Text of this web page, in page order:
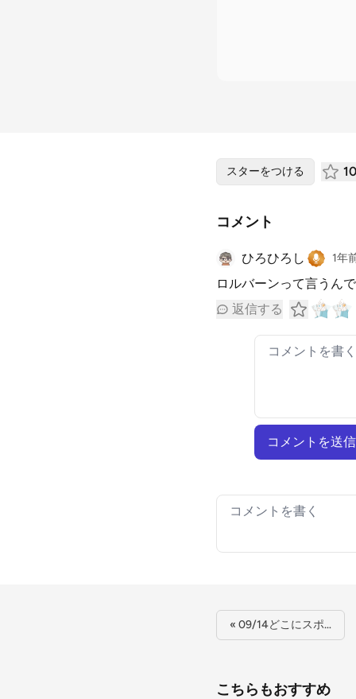
スターをつける 10
コメント
ひろひろし 1年
ロルバーンって言うん
返信する
コメントを送信
Your comment
« 09/14どこにスポ…
こちらもおすすめ